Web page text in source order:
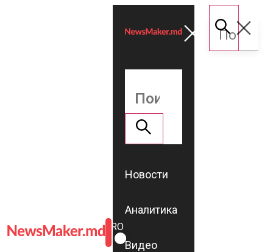
ROMÂNĂ
RU
Новости
Аналитика
Видео